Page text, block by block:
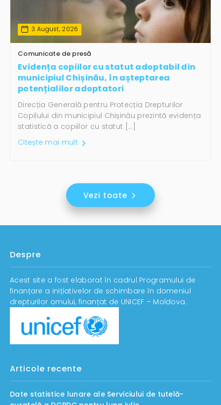
3 August, 2026
Comunicate de presă
Evidența copiilor cu statut adoptabil din
municipiul Chișinău, în așteptarea
potențialilor adoptatori
Direcția Generală pentru Protecția Drepturilor
Copilului din municipiul Chișinău prezintă evidența
statistică a copiilor cu statut […]
Citește mai mult
Vezi toate
Despre
Acest site a fost elaborat în cadrul Programului de
finanțare a inițiativelor de schimbare în domeniul
drepturilor omului, finanțat de UNICEF – Moldova.
Articole recente
Date statistice lunare ale Serviciului de tutelă-